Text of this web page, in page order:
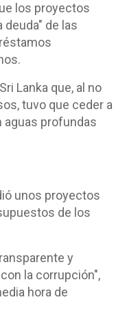
los proyectos
deuda" de las
Lanka que, al no
tuvo que ceder a
aguas profundas
unos proyectos
de los
y
la corrupción",
hora de